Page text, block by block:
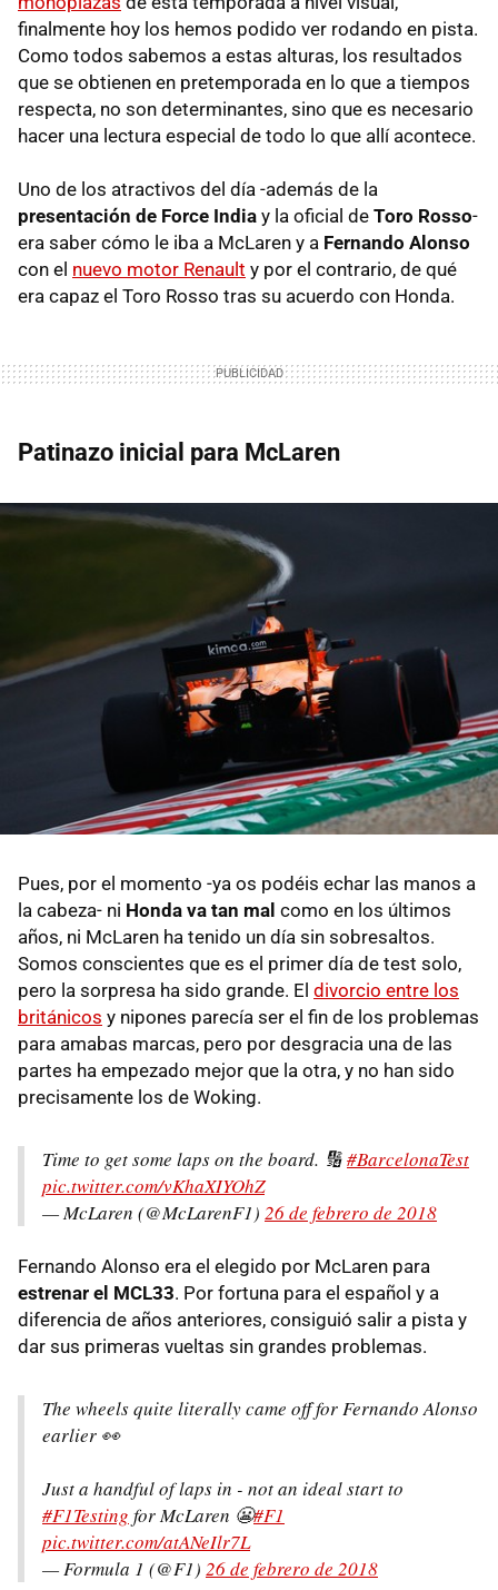
finalmente hoy los hemos podido ver rodando en pista.
Como todos sabemos a estas alturas, los resultados
que se obtienen en pretemporada en lo que a tiempos
respecta, no son determinantes, sino que es necesario
hacer una lectura especial de todo lo que allí acontece.
Uno de los atractivos del día -además de la
presentación de Force India y la oficial de Toro Rosso-
era saber cómo le iba a McLaren y a Fernando Alonso
con el nuevo motor Renault y por el contrario, de qué
era capaz el Toro Rosso tras su acuerdo con Honda.
Patinazo inicial para McLaren
Pues, por el momento -ya os podéis echar las manos a
la cabeza- ni Honda va tan mal como en los últimos
años, ni McLaren ha tenido un día sin sobresaltos.
Somos conscientes que es el primer día de test solo,
pero la sorpresa ha sido grande. El divorcio entre los
británicos y nipones parecía ser el fin de los problemas
para amabas marcas, pero por desgracia una de las
partes ha empezado mejor que la otra, y no han sido
precisamente los de Woking.
Time to get some laps on the board. 🔢#BarcelonaTest
pic.twitter.com/vKhaXIYOhZ
— McLaren (@McLarenF1) 26 de febrero de 2018
Fernando Alonso era el elegido por McLaren para
estrenar el MCL33. Por fortuna para el español y a
diferencia de años anteriores, consiguió salir a pista y
dar sus primeras vueltas sin grandes problemas.
The wheels quite literally came off for Fernando Alonso
earlier 👀
Just a handful of laps in - not an ideal start to
#F1Testing for McLaren 😬#F1
pic.twitter.com/atANeIlr7L
— Formula 1 (@F1) 26 de febrero de 2018